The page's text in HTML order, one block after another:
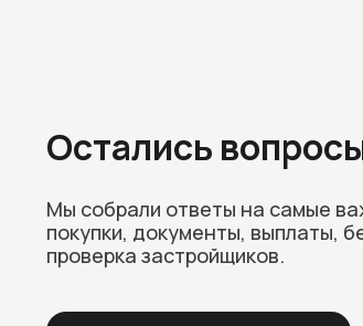
Остались
Мы собрали ответы на самые
покупки, документы, выплаты,
проверка застройщиков.